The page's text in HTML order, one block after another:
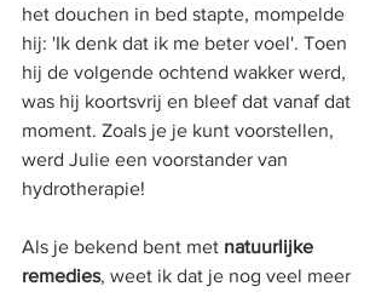
het douchen in bed stapte, mompelde
hij: 'Ik denk dat ik me beter voel'. Toen
hij de volgende ochtend wakker werd,
was hij koortsvrij en bleef dat vanaf dat
moment. Zoals je je kunt voorstellen,
werd Julie een voorstander van
hydrotherapie!
Als je bekend bent met natuurlijke
remedies, weet ik dat je nog veel meer